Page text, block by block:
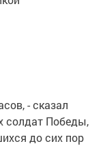
- сказал
солдат Победы,
до сих пор